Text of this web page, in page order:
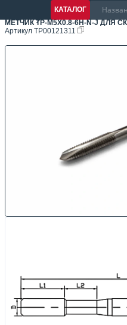
КАТАЛОГ
МЕТЧИК TP-M5X0.8-6H-N-J ДЛЯ
Артикул TP00121311